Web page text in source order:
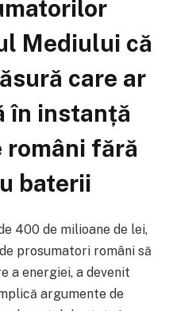
Mediului că
care ar
în instanță
români fără
baterii
400 de milioane de lei,
prosumatori români să
a energiei, a devenit
argumente de